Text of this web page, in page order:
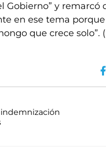
y remarcó
en ese tema porque
que crece solo”.